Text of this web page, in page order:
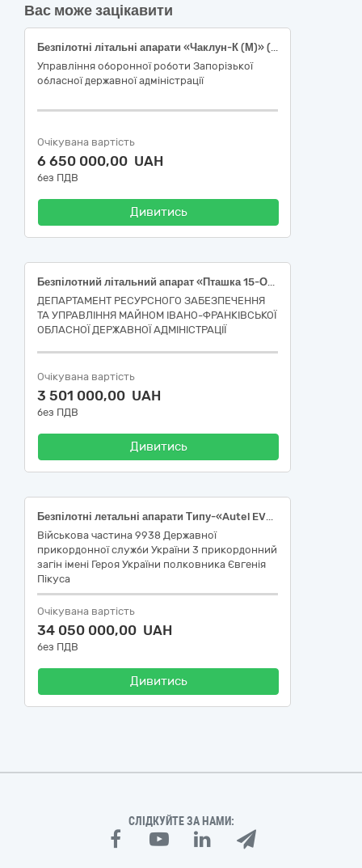
Вас може зацікавити
Безпілотні літальні апарати «Чаклун-К (М)» (або еквівалент) для потреб Сил оборони України
Управління оборонної роботи Запорізької
обласної державної адміністрації
Очікувана вартість
6 650 000,00 UAH
без ПДВ
Дивитись
Безпілотний літальний апарат «Пташка 15-О-30 км» або еквівалент
ДЕПАРТАМЕНТ РЕСУРСНОГО ЗАБЕЗПЕЧЕННЯ
ТА УПРАВЛІННЯ МАЙНОМ ІВАНО-ФРАНКІВСЬКОЇ
ОБЛАСНОЇ ДЕРЖАВНОЇ АДМІНІСТРАЦІЇ
Очікувана вартість
3 501 000,00 UAH
без ПДВ
Дивитись
Безпілотні летальні апарати Типу-«Autel EVO MAX 4N»
Військова частина 9938 Державної
прикордонної служби України 3 прикордонний
загін імені Героя України полковника Євгенія
Пікуса
Очікувана вартість
34 050 000,00 UAH
без ПДВ
Дивитись
СЛІДКУЙТЕ ЗА НАМИ: